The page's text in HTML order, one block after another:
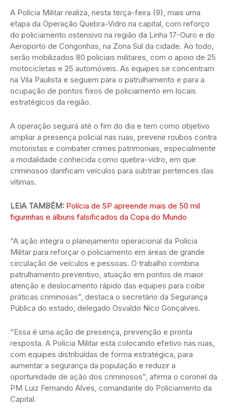
A Polícia Militar realiza, nesta terça-feira (9), mais uma
etapa da Operação Quebra-Vidro na capital, com reforço
do policiamento ostensivo na região da Linha 17-Ouro e do
Aeroporto de Congonhas, na Zona Sul da cidade. Ao todo,
serão mobilizados 80 policiais militares, com o apoio de 25
motocicletas e 25 automóveis. As equipes se concentram
na Vila Paulista e seguem para o patrulhamento e para a
ocupação de pontos fixos de policiamento em locais
estratégicos da região.
A operação seguirá até o fim do dia e tem como objetivo
ampliar a presença policial nas ruas, prevenir roubos contra
motoristas e combater crimes patrimoniais, especialmente
a modalidade conhecida como quebra-vidro, em que
criminosos danificam veículos para subtrair pertences das
vítimas.
LEIA TAMBÉM: Polícia de SP apreende mais de 50 mil
figurinhas e álbuns falsificados da Copa do Mundo
“A ação integra o planejamento operacional da Polícia
Militar para reforçar o policiamento em áreas de grande
circulação de veículos e pessoas. O trabalho combina
patrulhamento preventivo, atuação em pontos de maior
atenção e deslocamento rápido das equipes para coibir
práticas criminosas”, destaca o secretário da Segurança
Pública do estado, delegado Osvaldo Nico Gonçalves.
“Essa é uma ação de presença, prevenção e pronta
resposta. A Polícia Militar está colocando efetivo nas ruas,
com equipes distribuídas de forma estratégica, para
aumentar a segurança da população e reduzir a
oportunidade de ação dos criminosos”, afirma o coronel da
PM Luiz Fernando Alves, comandante do Policiamento da
Capital.